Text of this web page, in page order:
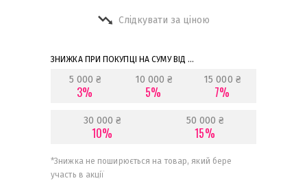
Слідкувати за ціною
ЗНИЖКА ПРИ ПОКУПЦІ НА СУМУ ВІД ...
5 000 ₴
3%
10 000 ₴
5%
15 000 ₴
7%
30 000 ₴
10%
50 000 ₴
15%
*Знижка не поширюється на товар, який бере
участь в акції